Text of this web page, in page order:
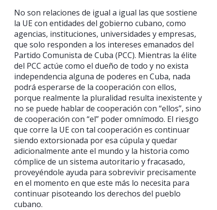
No son relaciones de igual a igual las que sostiene
la UE con entidades del gobierno cubano, como
agencias, instituciones, universidades y empresas,
que solo responden a los intereses emanados del
Partido Comunista de Cuba (PCC). Mientras la élite
del PCC actúe como el dueño de todo y no exista
independencia alguna de poderes en Cuba, nada
podrá esperarse de la cooperación con ellos,
porque realmente la pluralidad resulta inexistente y
no se puede hablar de cooperación con “ellos”, sino
de cooperación con “el” poder omnímodo. El riesgo
que corre la UE con tal cooperación es continuar
siendo extorsionada por esa cúpula y quedar
adicionalmente ante el mundo y la historia como
cómplice de un sistema autoritario y fracasado,
proveyéndole ayuda para sobrevivir precisamente
en el momento en que este más lo necesita para
continuar pisoteando los derechos del pueblo
cubano.